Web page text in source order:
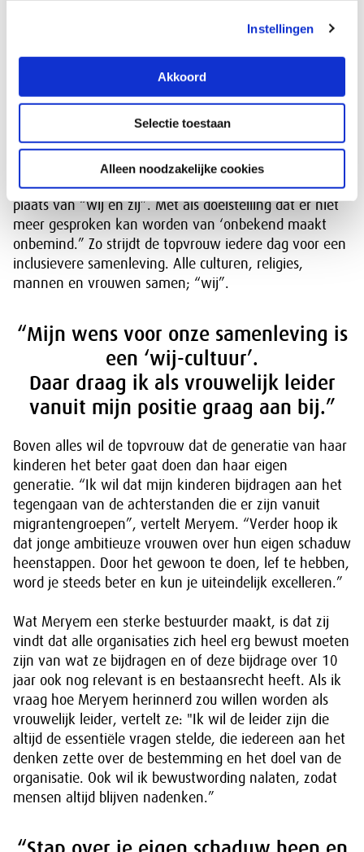
Instellingen
Akkoord
Selectie toestaan
Alleen noodzakelijke cookies
gecompliceerde processen, zoals consensus bereiken
partijen ver uit elkaar liggen, doet Meryem in eerste
instantie voor zichzelf. Zo vertelt ze: “Ik wil van
betekenis zijn als mens en een bijdrage leveren aan
gezondere samenleving. Dan voel ik mij ‘nuttig’ voor
onze maatschappij. Sturen op een “wij-cultuur” in
plaats van “wij én zij”. Met als doelstelling dat er niet
meer gesproken kan worden van ‘onbekend maakt
onbemind.” Zo strijdt de topvrouw iedere dag voor een
inclusievere samenleving. Alle culturen, religies,
mannen en vrouwen samen; “wij”.
“Mijn wens voor onze samenleving is
een ‘wij-cultuur’.
Daar draag ik als vrouwelijk leider
vanuit mijn positie graag aan bij.”
Boven alles wil de topvrouw dat de generatie van haar
kinderen het beter gaat doen dan haar eigen
generatie. “Ik wil dat mijn kinderen bijdragen aan het
tegengaan van de achterstanden die er zijn vanuit
migrantengroepen”, vertelt Meryem. “Verder hoop ik
dat jonge ambitieuze vrouwen over hun eigen schaduw
heenstappen. Door het gewoon te doen, lef te hebben,
word je steeds beter en kun je uiteindelijk excelleren.”
Wat Meryem een sterke bestuurder maakt, is dat zij
vindt dat alle organisaties zich heel erg bewust moeten
zijn van wat ze bijdragen en of deze bijdrage over 10
jaar ook nog relevant is en bestaansrecht heeft. Als ik
vraag hoe Meryem herinnerd zou willen worden als
vrouwelijk leider, vertelt ze: "Ik wil de leider zijn die
altijd de essentiële vragen stelde, die iedereen aan het
denken zette over de bestemming en het doel van de
organisatie. Ook wil ik bewustwording nalaten, zodat
mensen altijd blijven nadenken.”